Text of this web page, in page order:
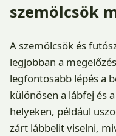
szemölcsök
A szemölcsök és
legjobban a
legfontosabb lépés a
különösen a lábfej és
helyeken, például
zárt lábbelit viselni,